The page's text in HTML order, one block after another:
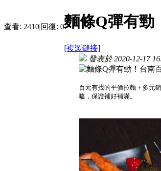
查看: 2410|回復: 0麵條Q彈有勁
[複製鏈接]
發表於 2020-12-17
百元有找的平價拉麵＋多元
嗑，保證補好補滿。